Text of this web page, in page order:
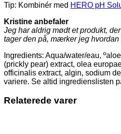
Tip: Kombinér med HERO pH
Kristine anbefaler
Jeg har aldrig mødt et produkt,
tager den på, mærker jeg hvordan
Ingredients: Aqua/water/eau,
(prickly pear) extract, olea
officinalis extract, algin, sodium
variere. Se altid ingredienslisten
Relaterede varer